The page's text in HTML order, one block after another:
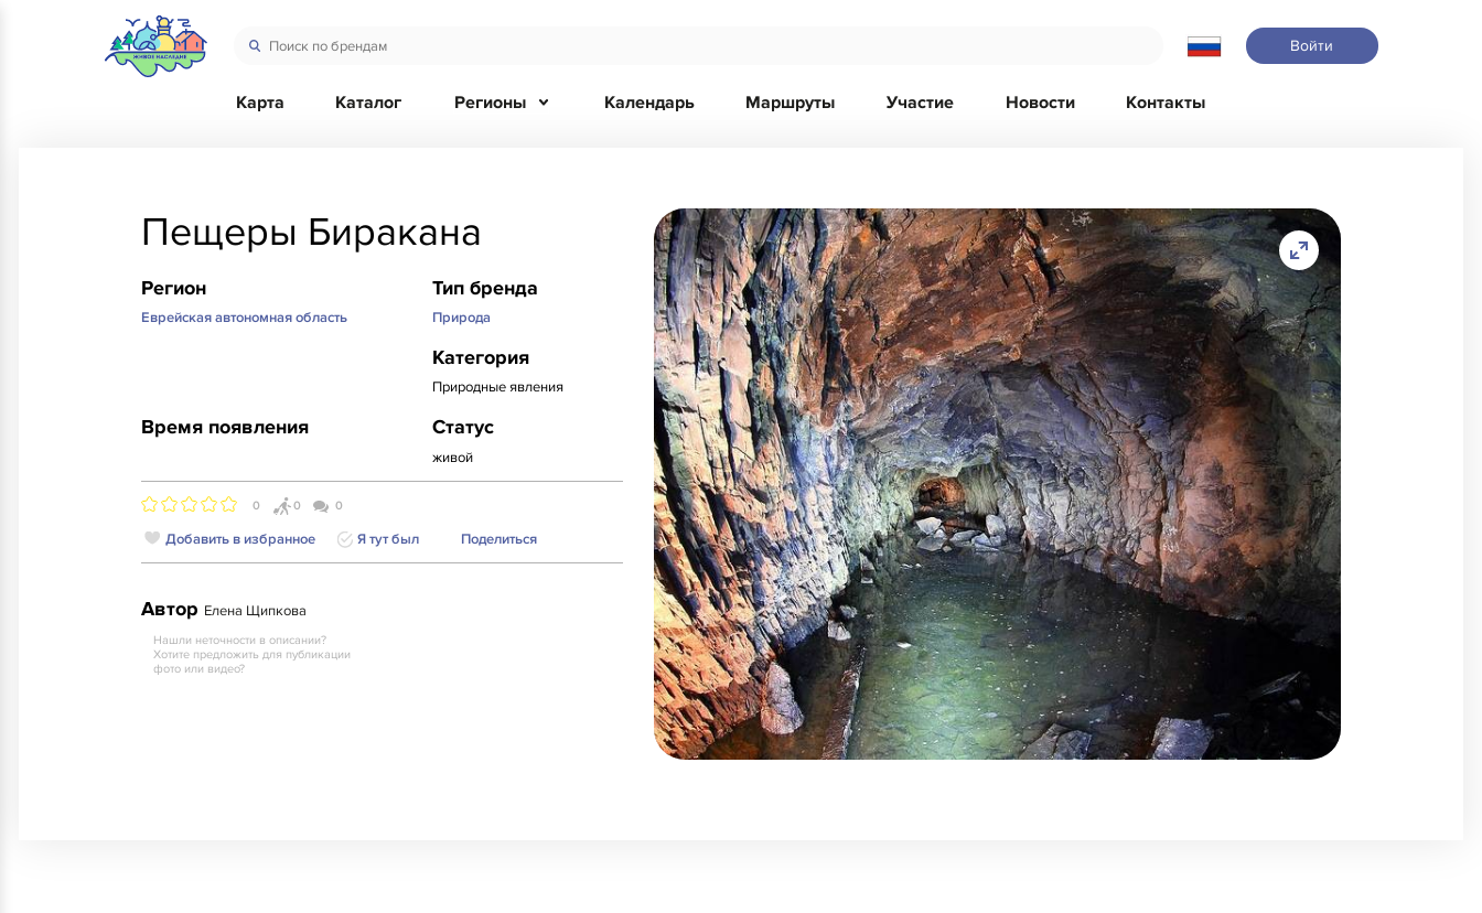
Войти
Карта Каталог Регионы Календарь Маршруты Участие Новости Контакты
Пещеры Биракана
Регион
Еврейская автономная область
Тип бренда
Природа
Категория
Природные явления
Время появления Статус
живой
0 0 0
Добавить в избранное Я тут был Поделиться
Автор Елена Щипкова
Нашли неточности в описании?
Хотите предложить для публикации
фото или видео?